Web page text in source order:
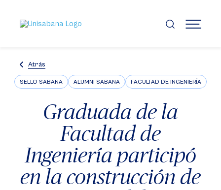
contenido
principal
MENÚ
Atrás
SELLO SABANA ALUMNI SABANA FACULTAD DE INGENIERÍA
Graduada de la
Facultad de
Ingeniería participó
en la construcción de